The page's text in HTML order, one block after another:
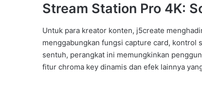
Stream Station Pro 4K:
Untuk para kreator konten, j5create
menggabungkan fungsi capture card, kontrol
sentuh, perangkat ini memungkinkan
fitur chroma key dinamis dan efek lainnya